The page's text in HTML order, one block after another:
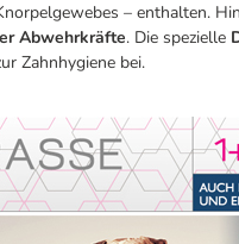
– enthalten.
Abwehrkräfte. Die spezielle
Zahnhygiene bei.